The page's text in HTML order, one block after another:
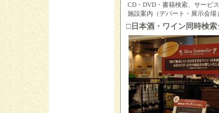
CD・DVD・書籍検索、サービ
施設案内（デパート・展示会場
□日本酒・ワイン同時検索